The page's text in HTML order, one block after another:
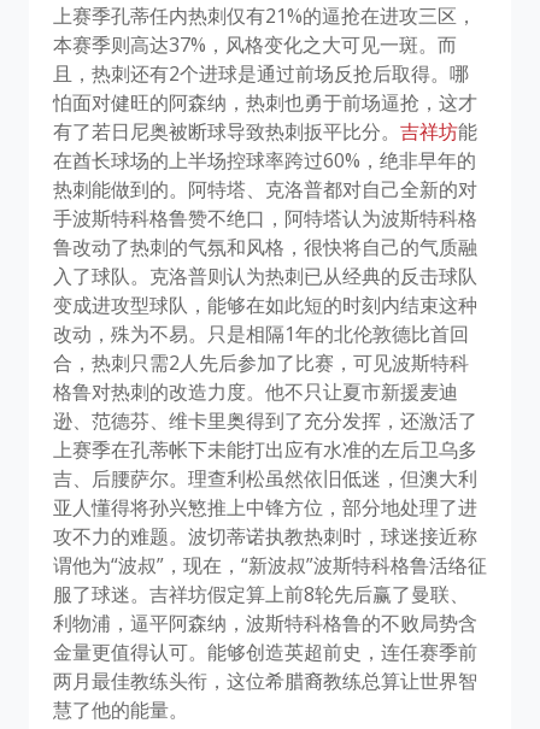
上赛季孔蒂任内热刺仅有21%的逼抢在进攻三区，
本赛季则高达37%，风格变化之大可见一斑。而
且，热刺还有2个进球是通过前场反抢后取得。哪
怕面对健旺的阿森纳，热刺也勇于前场逼抢，这才
有了若日尼奥被断球导致热刺扳平比分。 吉祥坊能
在酋长球场的上半场控球率跨过60%，绝非早年的
热刺能做到的。阿特塔、克洛普都对自己全新的对
手波斯特科格鲁赞不绝口，阿特塔认为波斯特科格
鲁改动了热刺的气氛和风格，很快将自己的气质融
入了球队。克洛普则认为热刺已从经典的反击球队
变成进攻型球队，能够在如此短的时刻内结束这种
改动，殊为不易。只是相隔1年的北伦敦德比首回
合，热刺只需2人先后参加了比赛，可见波斯特科
格鲁对热刺的改造力度。他不只让夏市新援麦迪
逊、范德芬、维卡里奥得到了充分发挥，还激活了
上赛季在孔蒂帐下未能打出应有水准的左后卫乌多
吉、后腰萨尔。理查利松虽然依旧低迷，但澳大利
亚人懂得将孙兴慜推上中锋方位，部分地处理了进
攻不力的难题。波切蒂诺执教热刺时，球迷接近称
谓他为“波叔”，现在，“新波叔”波斯特科格鲁活络征
服了球迷。吉祥坊假定算上前8轮先后赢了曼联、
利物浦，逼平阿森纳，波斯特科格鲁的不败局势含
金量更值得认可。能够创造英超前史，连任赛季前
两月最佳教练头衔，这位希腊裔教练总算让世界智
慧了他的能量。